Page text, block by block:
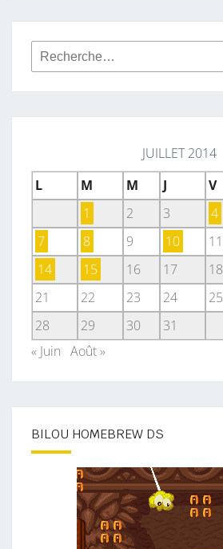
Rechercher :
JUILLET 2014
L
M M J V
1
2 3 4
7
8 9 10 11
14
15 16 17 18
21
22 23 24 25
28
29 30
31
« Juin Août »
BILOU HOMEBREW DS